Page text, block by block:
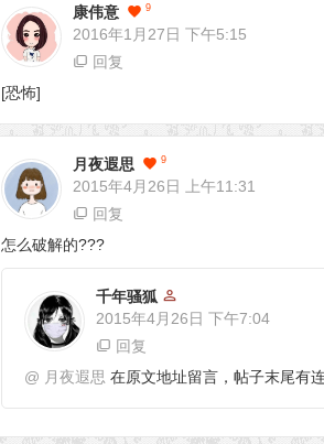
康伟意 9
2016年1月27日下午5:15
回复
[恐怖]
月夜遐思 9
2015年4月26日
上午11:31
回复
怎么破解的???
千年骚狐
2015年4月26日下午7:04
回复
@ 月夜遐思 在原文地址留言，帖子末尾有